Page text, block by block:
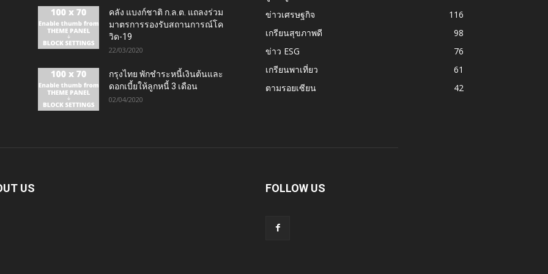
คลัง แบงก์ชาติ ก.ล.ต. แถลงร่วม
มาตรการรองรับสถานการณ์โค
วิด-19
22/03/2020
กรุงไทย พักชำระหนี้เงินต้นและ
ดอกเบี้ยให้ลูกหนี้ 3 เดือน
02/04/2020
ข่าวเศรษฐกิจ
116
เกรียนสุขภาพดี
98
ข่าว ESG
76
เกรียนพาเที่ยว
61
ตามรอยเซียน
42
US FOLLOW US